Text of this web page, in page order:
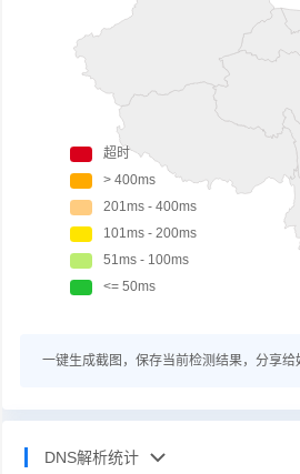
一键生成截图，保存当前检测结果，分享给
DNS解析统计